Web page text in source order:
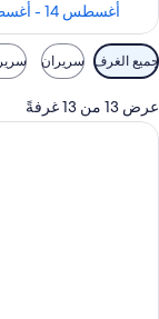
أغسطس 14 - أغسطس 16
عوامل
التصفية
المتاحة
للغرف
جميع الغرف سريران
عرض 13 من 13 غرفةً